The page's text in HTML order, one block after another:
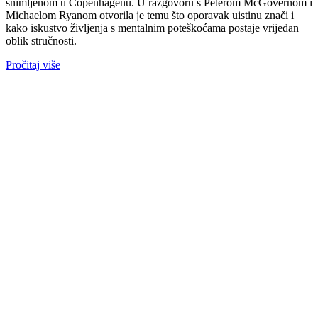
Michaelom Ryanom otvorila je temu što oporavak uistinu znači i
kako iskustvo življenja s mentalnim poteškoćama postaje vrijedan
oblik stručnosti.
Pročitaj više